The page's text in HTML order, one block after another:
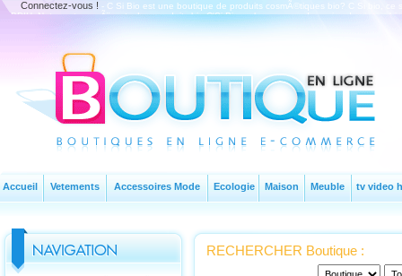
Connectez-vous ! - C Si Bio est une boutique de produits cosmÃ©tiques bio? C Si bio,
BDIH, Nature et progrÃ¨s, etc. Les produits bio C'Si Bio, cela regroupe des soins du visage
Accueil Vetements Accessoires Mode Ecologie Maison Meuble tv video
RECHERCHER Boutique :